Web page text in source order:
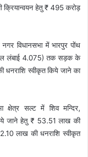
क्रियान्वयन हेतु ₹ 495 करोड़
नगर विधानसभा में भारपुर पोंथ
लंबाई 4.075) तक सड़क के
धनराशि स्वीकृत किये जाने का
क्षेत्र सल्ट में शिव मन्दिर,
किये जाने हेतु ₹ 53.51 लाख की
लाख की धनराशि स्वीकृत